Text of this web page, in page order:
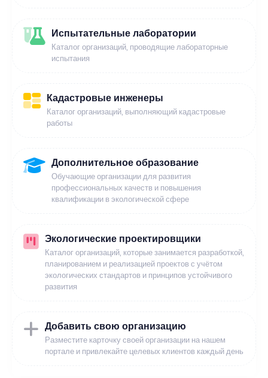
Испытательные лаборатории
Каталог организаций, проводящие лабораторные
испытания
Кадастровые инженеры
Каталог организаций, выполняющий кадастровые
работы
Дополнительное образование
Обучающие организации для развития
профессиональных качеств и повышения
квалификации в экологической сфере
Экологические проектировщики
Каталог организаций, которые занимается разработкой,
планированием и реализацией проектов с учётом
экологических стандартов и принципов устойчивого
развития
Добавить свою организацию
Разместите карточку своей организации на нашем
портале и привлекайте целевых клиентов каждый день